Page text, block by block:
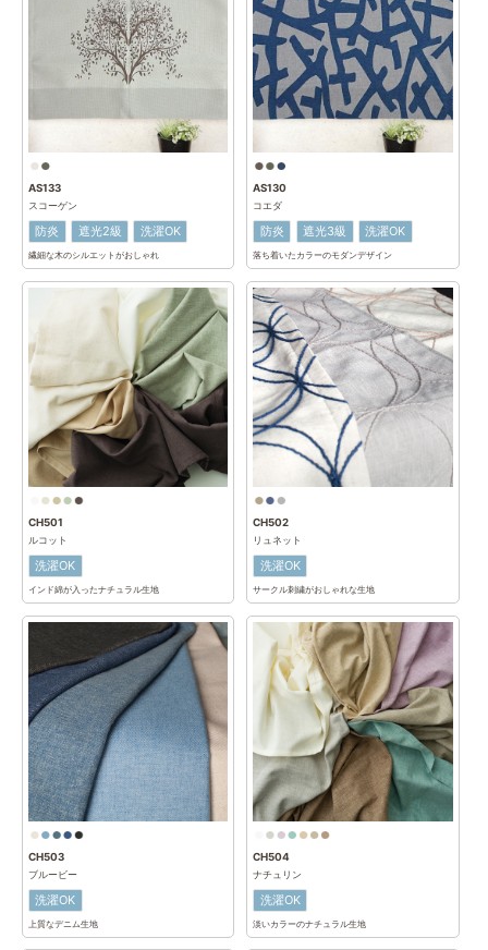
AS133
スコーゲン
防炎 遮光2級 洗濯OK
繊細な木のシルエットがおしゃれ
AS130
コエダ
防炎 遮光3級 洗濯OK
落ち着いたカラーのモダンデザイン
CH501
ルコット
洗濯OK
インド綿が入ったナチュラル生地
CH502
リュネット
洗濯OK
サークル刺繍がおしゃれな生地
CH503
ブルービー
洗濯OK
上質なデニム生地
CH504
ナチュリン
洗濯OK
淡いカラーのナチュラル生地